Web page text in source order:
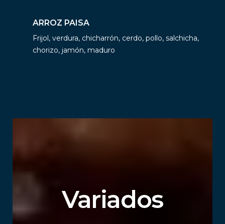
ARROZ PAISA
Frijol, verdura, chicharrón, cerdo, pollo, salchicha,
chorizo, jamón, maduro
Variados